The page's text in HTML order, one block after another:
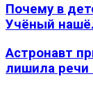
Почему в
Учёный
Астронавт
лишила речи